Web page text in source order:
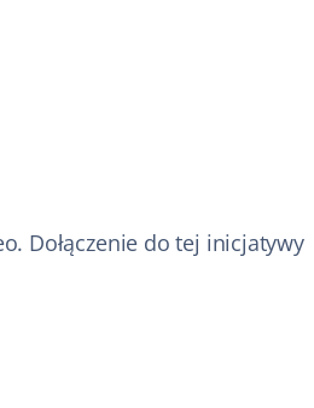
Dołączenie do tej inicjatywy